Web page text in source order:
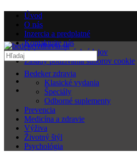
Úvod
O nás
Inzercia a predplatné
Kontaktujte nás
Ochrana osobných údajov
Zásady používania súborov cookie
Bedeker zdravia
Klasické vydania
Špeciály
Odborné suplementy
Prevencia
Medicína a zdravie
Výživa
Životný štýl
Psychológia